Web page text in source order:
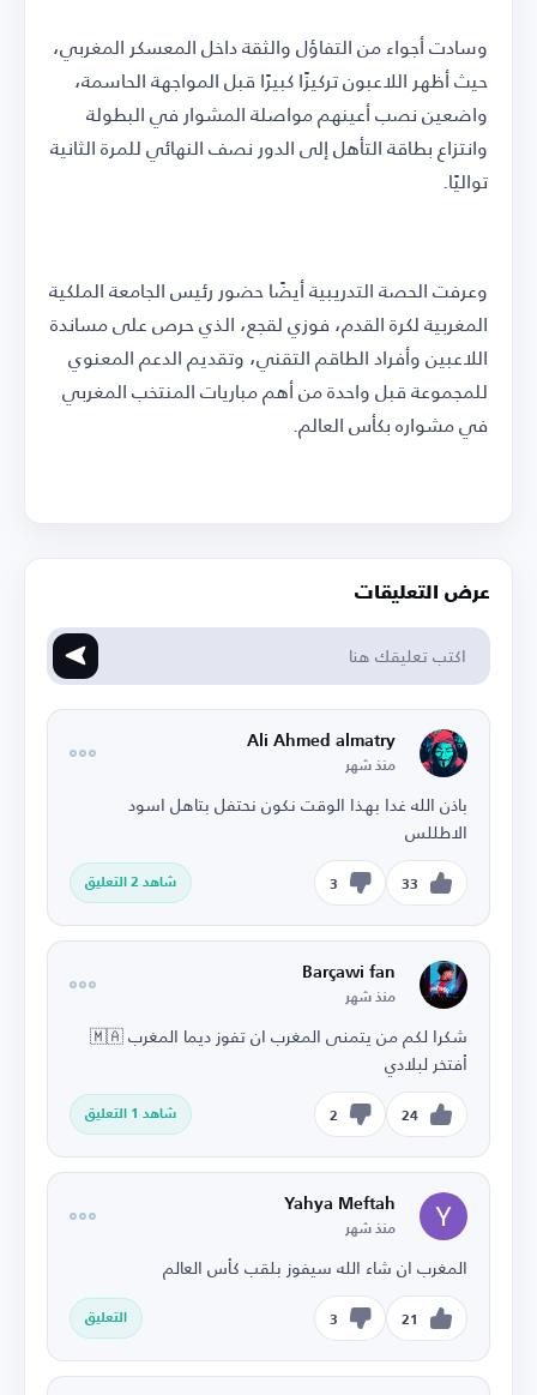
وسادت أجواء من التفاؤل والثقة داخل المعسكر المغربي،
حيث أظهر اللاعبون تركيزًا كبيرًا قبل المواجهة الحاسمة،
واضعين نصب أعينهم مواصلة المشوار في البطولة
وانتزاع بطاقة التأهل إلى الدور نصف النهائي للمرة الثانية
تواليًا.
وعرفت الحصة التدريبية أيضًا حضور رئيس الجامعة الملكية
المغربية لكرة القدم، فوزي لقجع، الذي حرص على مساندة
اللاعبين وأفراد الطاقم التقني، وتقديم الدعم المعنوي
للمجموعة قبل واحدة من أهم مباريات المنتخب المغربي
في مشواره بكأس العالم.
عرض التعليقات
Ali Ahmed almatry
منذ شهر
باذن الله غدا بهذا الوقت نكون نحتفل بتاهل اسود
الاطللس
33
3 شاهد 2 التعليق
Barçawi fan
منذ شهر
شكرا لكم من يتمنى المغرب ان تفوز ديما المغرب 🇲🇦
أفتخر لبلادي
24
2 شاهد 1 التعليق
Yahya Meftah
منذ شهر
المغرب ان شاء الله سيفوز بلقب كأس العالم
21
3 التعليق